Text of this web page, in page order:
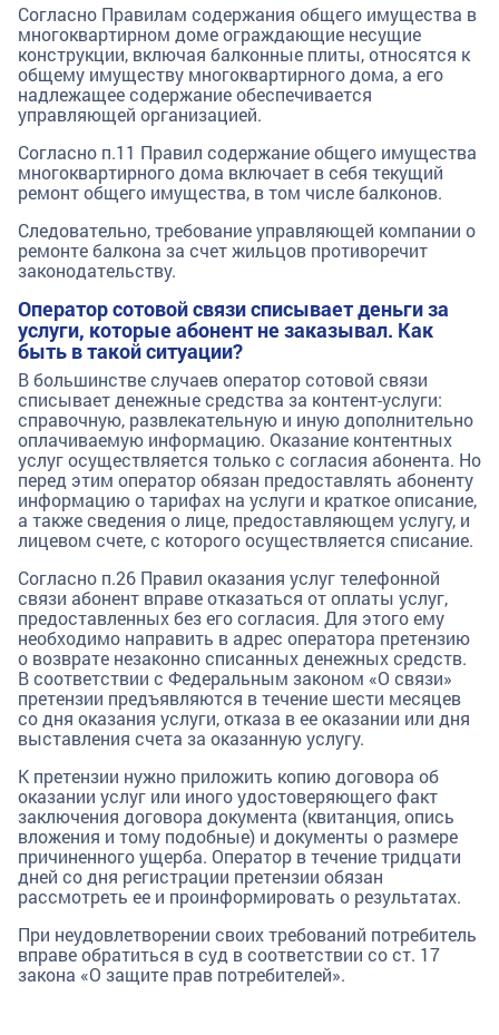
Согласно Правилам содержания общего имущества в
многоквартирном доме ограждающие несущие
конструкции, включая балконные плиты, относятся к
общему имуществу многоквартирного дома, а его
надлежащее содержание обеспечивается
управляющей организацией.
Согласно п.11 Правил содержание общего имущества
многоквартирного дома включает в себя текущий
ремонт общего имущества, в том числе балконов.
Следовательно, требование управляющей компании о
ремонте балкона за счет жильцов противоречит
законодательству.
Оператор сотовой связи списывает деньги за
услуги, которые абонент не заказывал. Как
быть в такой ситуации?
В большинстве случаев оператор сотовой связи
списывает денежные средства за контент-услуги:
справочную, развлекательную и иную дополнительно
оплачиваемую информацию. Оказание контентных
услуг осуществляется только с согласия абонента. Но
перед этим оператор обязан предоставлять абоненту
информацию о тарифах на услуги и краткое описание,
а также сведения о лице, предоставляющем услугу, и
лицевом счете, с которого осуществляется списание.
Согласно п.26 Правил оказания услуг телефонной
связи абонент вправе отказаться от оплаты услуг,
предоставленных без его согласия. Для этого ему
необходимо направить в адрес оператора претензию
о возврате незаконно списанных денежных средств.
В соответствии с Федеральным законом «О связи»
претензии предъявляются в течение шести месяцев
со дня оказания услуги, отказа в ее оказании или дня
выставления счета за оказанную услугу.
К претензии нужно приложить копию договора об
оказании услуг или иного удостоверяющего факт
заключения договора документа (квитанция, опись
вложения и тому подобные) и документы о размере
причиненного ущерба. Оператор в течение тридцати
дней со дня регистрации претензии обязан
рассмотреть ее и проинформировать о результатах.
При неудовлетворении своих требований потребитель
вправе обратиться в суд в соответствии со ст. 17
закона «О защите прав потребителей».